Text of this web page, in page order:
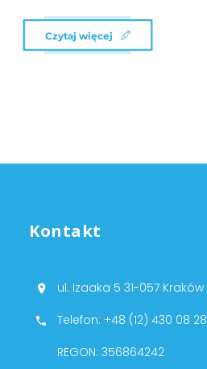
Czytaj więcej
Kontakt
ul. Izaaka 5 31-057 Kraków
Telefon: +48 (12) 430 08 28
REGON: 356864242